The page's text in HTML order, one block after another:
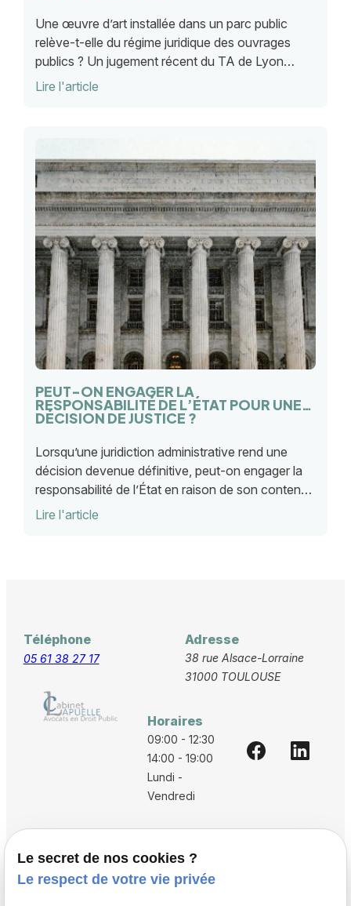
Une œuvre d’art installée dans un parc public
relève-t-elle du régime juridique des ouvrages
publics ? Un jugement récent du TA de Lyon
apporte des précisions importantes sur la
Lire l'article
PEUT-ON ENGAGER LA
RESPONSABILITÉ DE L’ÉTAT POUR UNE
DÉCISION DE JUSTICE ?
Lorsqu’une juridiction administrative rend une
décision devenue définitive, peut-on engager la
responsabilité de l’État en raison de son contenu
? Le Conseil d’État apporte des précisions
Lire l'article
Téléphone
05 61 38 27 17
Adresse
38 rue Alsace-Lorraine
31000 TOULOUSE
Horaires
09:00 - 12:30
14:00 - 19:00
Lundi -
Vendredi
Vos avocats
Le secret de nos cookies ?
Le respect de votre vie privée